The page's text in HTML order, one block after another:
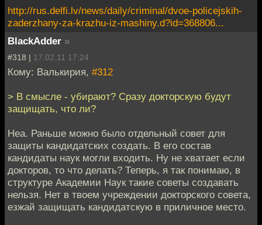
http://rus.delfi.lv/news/daily/criminal/dvoe-policejskih-
zaderzhany-za-krazhu-iz-mashiny.d?id=368806...
BlackAdder »
#318 | 17.02.11 17:24
Кому: Валькирия, #312
> В смысле - убирают? Сразу докторскую будут
защищать, что ли?
Неа. Раньше можно было отдельный совет для
защиты кандидатских создать. В его состав
кандидаты наук могли входить. Ну не хватает если
докторов, то что делать? Теперь, я так понимаю, в
структуре Академии Наук такие советы создавать
нельзя. Нет в твоем учреждении докторского совета,
езжай защищать кандидатскую в приличное место.